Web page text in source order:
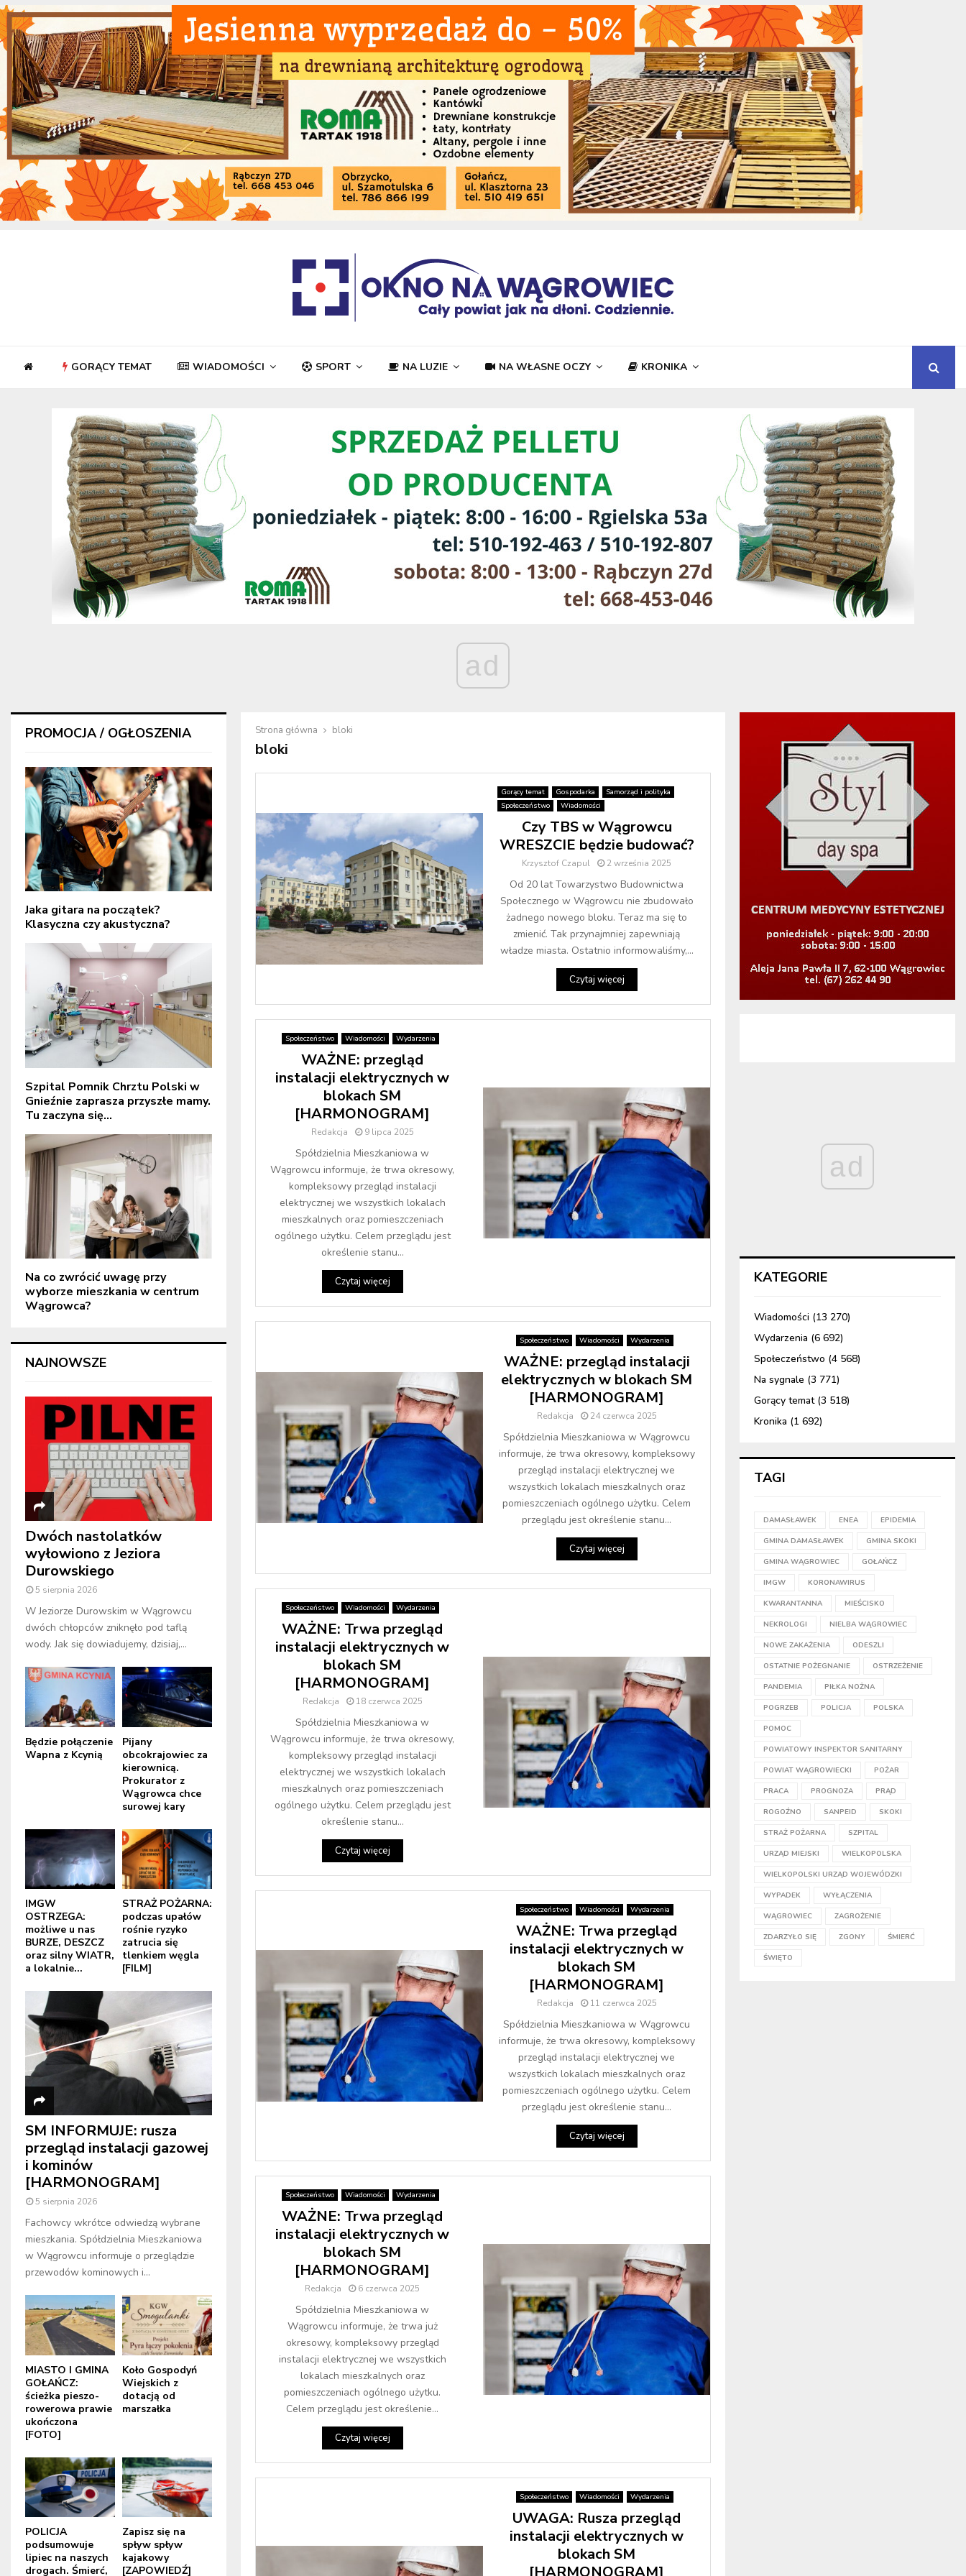
GORĄCY TEMAT WIADOMOŚCI SPORT NA LUZIE NA WŁASNE OCZY KRONIKA
ad
Strona główna bloki
bloki
Gorący temat Gospodarka
Samorząd i polityka
Społeczeństwo
Wiadomości
Czy TBS w Wągrowcu
WRESZCIE będzie budować?
Krzysztof Czapul 2 września 2025
Od 20 lat Towarzystwo Budownictwa
Społecznego w Wągrowcu nie zbudowało
żadnego nowego bloku. Teraz ma się to
zmienić. Tak przynajmniej zapewniają
władze miasta. Ostatnio informowaliśmy,...
Czytaj więcej
Społeczeństwo Wiadomości Wydarzenia
WAŻNE: przegląd
instalacji elektrycznych w
blokach SM
[HARMONOGRAM]
Redakcja 9 lipca 2025
Spółdzielnia Mieszkaniowa w
Wągrowcu informuje, że trwa okresowy,
kompleksowy przegląd instalacji
elektrycznej we wszystkich lokalach
mieszkalnych oraz pomieszczeniach
ogólnego użytku. Celem przeglądu jest
określenie stanu...
Czytaj więcej
Społeczeństwo Wiadomości Wydarzenia
WAŻNE: przegląd instalacji
elektrycznych w blokach SM
[HARMONOGRAM]
Redakcja 24 czerwca 2025
Spółdzielnia Mieszkaniowa w Wągrowcu
informuje, że trwa okresowy, kompleksowy
przegląd instalacji elektrycznej we
wszystkich lokalach mieszkalnych oraz
pomieszczeniach ogólnego użytku. Celem
przeglądu jest określenie stanu...
Czytaj więcej
Społeczeństwo Wiadomości Wydarzenia
WAŻNE: Trwa przegląd
instalacji elektrycznych w
blokach SM
[HARMONOGRAM]
Redakcja 18 czerwca 2025
Spółdzielnia Mieszkaniowa w
Wągrowcu informuje, że trwa okresowy,
kompleksowy przegląd instalacji
elektrycznej we wszystkich lokalach
mieszkalnych oraz pomieszczeniach
ogólnego użytku. Celem przeglądu jest
określenie stanu...
Czytaj więcej
Społeczeństwo Wiadomości Wydarzenia
WAŻNE: Trwa przegląd
instalacji elektrycznych w
blokach SM
[HARMONOGRAM]
Redakcja 11 czerwca 2025
Spółdzielnia Mieszkaniowa w Wągrowcu
informuje, że trwa okresowy, kompleksowy
przegląd instalacji elektrycznej we
wszystkich lokalach mieszkalnych oraz
pomieszczeniach ogólnego użytku. Celem
przeglądu jest określenie stanu...
Czytaj więcej
Społeczeństwo Wiadomości Wydarzenia
WAŻNE: Trwa przegląd
instalacji elektrycznych w
blokach SM
[HARMONOGRAM]
Redakcja 6 czerwca 2025
Spółdzielnia Mieszkaniowa w
Wągrowcu informuje, że trwa już
okresowy, kompleksowy przegląd
instalacji elektrycznej we wszystkich
lokalach mieszkalnych oraz
pomieszczeniach ogólnego użytku.
Celem przeglądu jest określenie...
Czytaj więcej
Społeczeństwo Wiadomości Wydarzenia
UWAGA: Rusza przegląd
instalacji elektrycznych w
blokach SM
[HARMONOGRAM]
PROMOCJA / OGŁOSZENIA
Jaka gitara na początek?
Klasyczna czy akustyczna?
Szpital Pomnik Chrztu Polski w
Gnieźnie zaprasza przyszłe mamy.
Tu zaczyna się...
Na co zwrócić uwagę przy
wyborze mieszkania w centrum
Wągrowca?
NAJNOWSZE
Dwóch nastolatków
wyłowiono z Jeziora
Durowskiego
5 sierpnia 2026
W Jeziorze Durowskim w Wągrowcu
dwóch chłopców zniknęło pod taflą
wody. Jak się dowiadujemy, dzisiaj,...
Będzie połączenie
Wapna z Kcynią
Pijany
obcokrajowiec za
kierownicą.
Prokurator z
Wągrowca chce
surowej kary
IMGW
OSTRZEGA:
możliwe u nas
BURZE, DESZCZ
oraz silny WIATR,
a lokalnie...
STRAŻ POŻARNA:
podczas upałów
rośnie ryzyko
zatrucia się
tlenkiem węgla
[FILM]
SM INFORMUJE: rusza
przegląd instalacji gazowej
i kominów
[HARMONOGRAM]
5 sierpnia 2026
Fachowcy wkrótce odwiedzą wybrane
mieszkania. Spółdzielnia Mieszkaniowa
w Wągrowcu informuje o przeglądzie
przewodów kominowych i...
MIASTO I GMINA
GOŁAŃCZ:
ścieżka pieszo-
rowerowa prawie
ukończona
[FOTO]
Koło Gospodyń
Wiejskich z
dotacją od
marszałka
POLICJA
podsumowuje
lipiec na naszych
drogach. Śmierć,
Zapisz się na
spływ spływ
kajakowy
[ZAPOWIEDŹ]
ad
KATEGORIE
Wiadomości (13 270)
Wydarzenia (6 692)
Społeczeństwo (4 568)
Na sygnale (3 771)
Gorący temat(3 518)
Kronika (1 692)
TAGI
DAMASŁAWEK ENEA EPIDEMIA
GMINA DAMASŁAWEK GMINA SKOKI
GMINA WĄGROWIEC GOŁAŃCZ
IMGW KORONAWIRUS
KWARANTANNA MIEŚCISKO
NEKROLOGI NIELBA WĄGROWIEC
NOWE ZAKAŻENIA ODESZLI
OSTATNIE POŻEGNANIE OSTRZEŻENIE
PANDEMIA PIŁKA NOŻNA
POGRZEB POLICJA POLSKA
POMOC
POWIATOWY INSPEKTOR SANITARNY
POWIAT WĄGROWIECKI POŻAR
PRACA PROGNOZA PRĄD
ROGOŹNO SANPEID SKOKI
STRAŻ POŻARNA SZPITAL
URZĄD MIEJSKI WIELKOPOLSKA
WIELKOPOLSKI URZĄD WOJEWÓDZKI
WYPADEK WYŁĄCZENIA
WĄGROWIEC ZAGROŻENIE
ZDARZYŁO SIĘ ZGONY ŚMIERĆ
ŚWIĘTO